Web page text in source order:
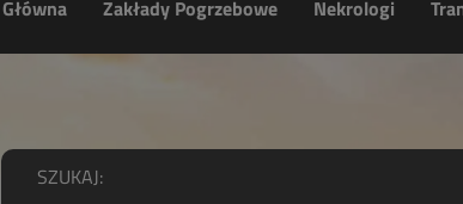
Główna Zakłady Pogrzebowe Nekrologi
SZUKAJ: